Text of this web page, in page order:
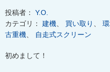
投稿者： Y.O.
カテゴリ： 建機 買い取り
古重機
自走式スクリーン
初めまして！